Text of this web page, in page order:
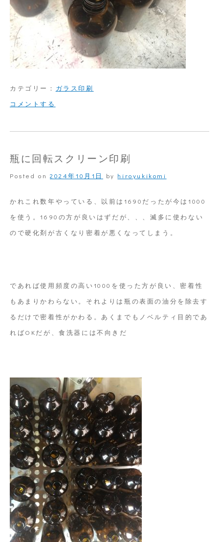
カテゴリー： ガラス印刷
コメントする
色
に
回
ス
ン
印
刷
瓶に回転スクリーン印刷
Posted on 2024年10月1日 by hiroyukikomi
かれこれ数年やっている、以前は1690だったが今は1000
を使う。1690の方が良いはずだが、、、滅多に使わない
ので硬化剤が古くなり密着が悪くなってしまう。
であれば使用頻度の高い1000を使った方が良い、密着性
もあまりかわらない。それよりは瓶の表面の油分を除去す
るだけで密着性がかわる。あくまでもノベルティ目的であ
ればOKだが、食洗器には不向きだ